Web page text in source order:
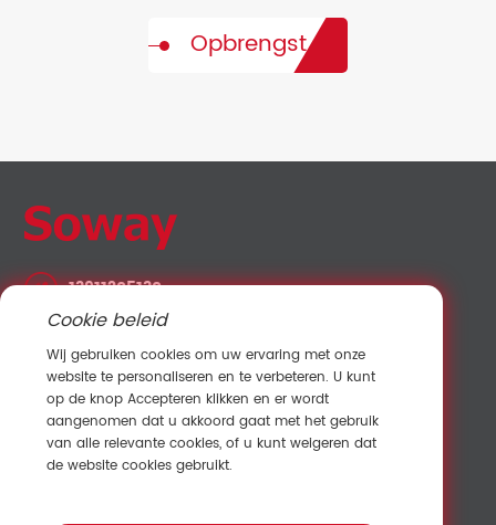
Opbrengst
13911205130
fanny@sowaysensing.com
No.28 Xinfeng Road Potoubei Ailian Longgang
Shenzhen China 518000
Neem contact op met Verkoop
Cookie beleid
Wij gebruiken cookies om uw ervaring met onze
website te personaliseren en te verbeteren. U kunt
op de knop Accepteren klikken en er wordt
aangenomen dat u akkoord gaat met het gebruik
van alle relevante cookies, of u kunt weigeren dat
de website cookies gebruikt.